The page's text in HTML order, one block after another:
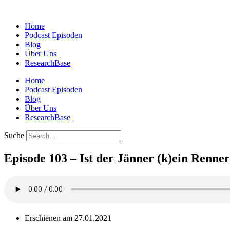
springenHome
Podcast Episoden
Blog
Über Uns
ResearchBase
Home
Podcast Episoden
Blog
Über Uns
ResearchBase
Suche
Episode 103 – Ist der Jänner (k)ein
Erschienen am 27.01.2021